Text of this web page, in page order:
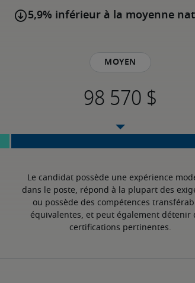
5,9% inférieur à la moyenne
Moyen
Le candidat possède une expérience
dans le poste, répond à la plupart des
ou possède des compétences
équivalentes, et peut également détenir
certifications pertinentes.